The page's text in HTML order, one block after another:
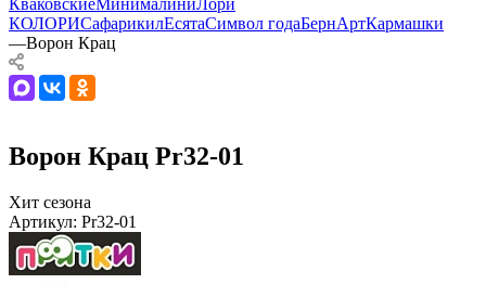
КваковскиеМинималиниЛори
КОЛОРИСафарикилЕсятаСимвол годаБернАртКармашки
—Ворон Крац
Ворон Крац Pr32-01
Хит сезона
Артикул: Pr32-01